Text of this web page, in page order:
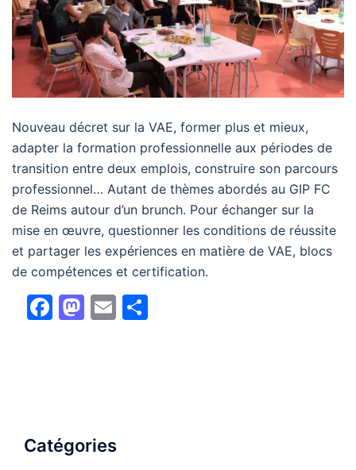
Nouveau décret sur la VAE, former plus et mieux,
adapter la formation professionnelle aux périodes de
transition entre deux emplois, construire son parcours
professionnel… Autant de thèmes abordés au GIP FC
de Reims autour d’un brunch. Pour échanger sur la
mise en œuvre, questionner les conditions de réussite
et partager les expériences en matière de VAE, blocs
de compétences et certification.
Facebook
Mastodon
Email
Catégories